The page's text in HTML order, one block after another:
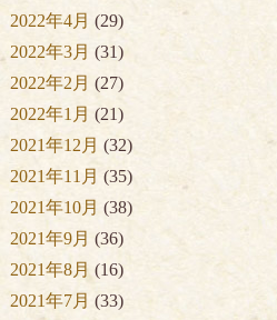
2022年4月 (29)
2022年3月 (31)
2022年2月 (27)
2022年1月 (21)
2021年12月 (32)
2021年11月 (35)
2021年10月 (38)
2021年9月 (36)
2021年8月 (16)
2021年7月 (33)